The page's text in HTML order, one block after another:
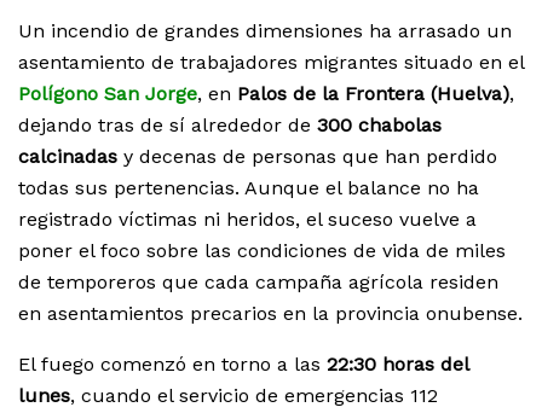
Un incendio de grandes dimensiones ha arrasado un
asentamiento de trabajadores migrantes situado en el
Polígono San Jorge, en Palos de la Frontera (Huelva),
dejando tras de sí alrededor de 300 chabolas
calcinadas y decenas de personas que han perdido
todas sus pertenencias. Aunque el balance no ha
registrado víctimas ni heridos, el suceso vuelve a
poner el foco sobre las condiciones de vida de miles
de temporeros que cada campaña agrícola residen
en asentamientos precarios en la provincia onubense.
El fuego comenzó en torno a las 22:30 horas del
lunes, cuando el servicio de emergencias 112